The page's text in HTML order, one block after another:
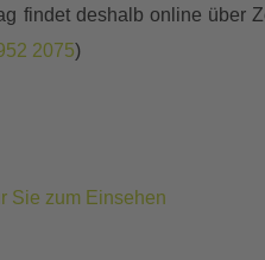
findet deshalb online über
2075)
Sie zum Einsehen